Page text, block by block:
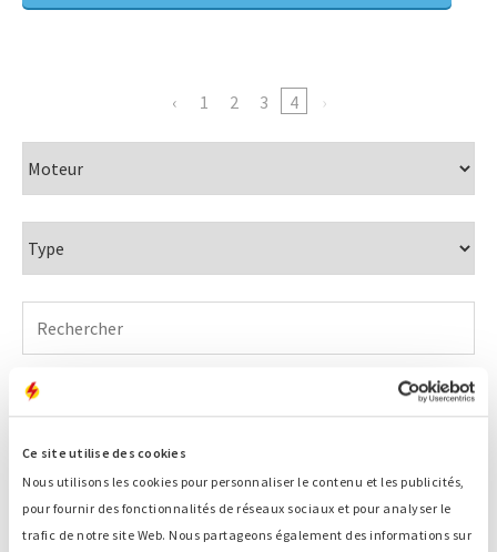
Ce site utilise des cookies
Nous utilisons les cookies pour personnaliser le contenu et les publicités,
pour fournir des fonctionnalités de réseaux sociaux et pour analyser le
trafic de notre site Web. Nous partageons également des informations sur
1 2 3 4
M3567 129 kW